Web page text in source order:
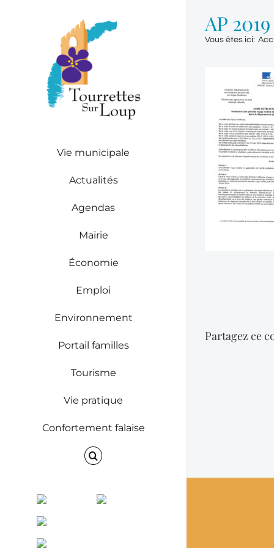
Vie municipale
Actualités
Agendas
Mairie
Économie
Emploi
Environnement
Portail familles
Tourisme
Vie pratique
Confortement falaise
Facebook Instagram
ENVINET
RRS
AP
Vous êtes ici:
Partagez ce